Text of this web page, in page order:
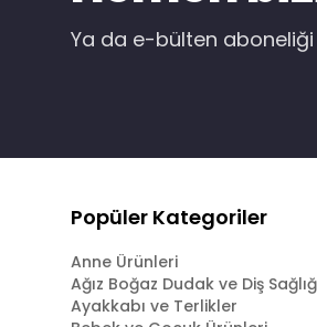
Ya da e-bülten
Popüler Kategoriler
Anne Ürünleri
Ağız Boğaz Dudak ve Diş
Ayakkabı ve Terlikler